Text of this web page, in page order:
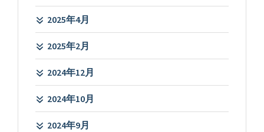
2025年4月
2025年2月
2024年12月
2024年10月
2024年9月